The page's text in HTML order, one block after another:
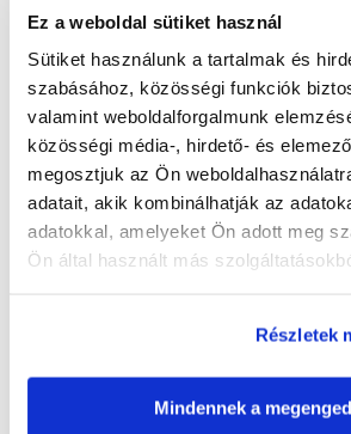
Ez a weboldal sütiket használ
Sütiket használunk a tartalmak és
szabásához, közösségi funkciók
valamint weboldalforgalmunk
közösségi média-, hirdető- és
megosztjuk az Ön
adatait, akik kombinálhatják az
adatokkal, amelyeket Ön adott meg
Ön által használt más
Részletek
Mindennek a
rágcsálók, például hörcsögök, egerek vagy
szállításához.
A tetején nyitható átlátszó fedélnek
a dobozba anélkül, hogy teljesen kinyitná, így
stresszét. Az oldalakon található ergonomikus
stabil hordozást tesznek lehetővé, a masszív
garantálja a tartósságot és a sérülésekkel
és az oldalfalakon elhelyezett szellőzőnyílások
levegőellátást biztosítanak, ami elengedhetetlen
megőrzéséhez utazás közben.
Kompakt méretek: 18 × 12 × 13 cm
Kényelmes fogantyúk a hordozáshoz
Számos szellőzőnyílás biztosítja a megfelelő
Különböző színekben kapható